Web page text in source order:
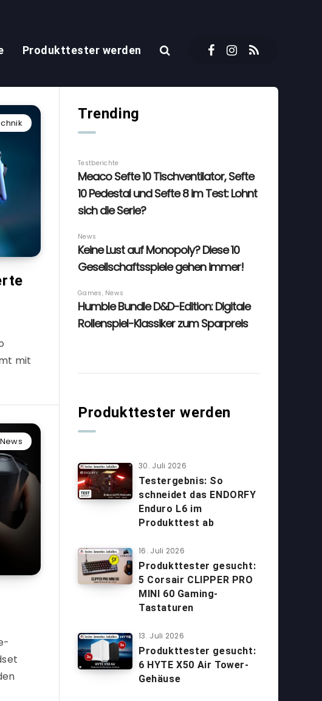
Produkttester werden
mit
News
Trending
Produkttester werden
30. Juli 2026
Testergebnis: So
schneidet das ENDORFY
Enduro L6 im
Produkttest ab
16. Juli 2026
Produkttester gesucht:
5 Corsair CLIPPER PRO
MINI 60 Gaming-
Tastaturen
13. Juli 2026
Produkttester gesucht:
6 HYTE X50 Air Tower-
Gehäuse